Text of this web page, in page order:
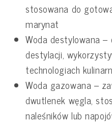
stosowana do
marynat
Woda destylowana
destylacji,
technologiach
Woda gazowana –
dwutlenek węgla,
naleśników lub